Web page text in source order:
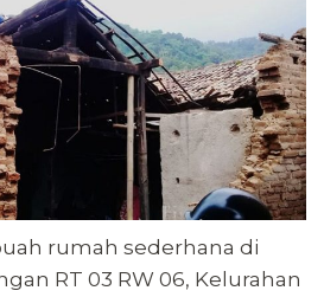
rumah sederhana di
RT 03 RW 06, Kelurahan